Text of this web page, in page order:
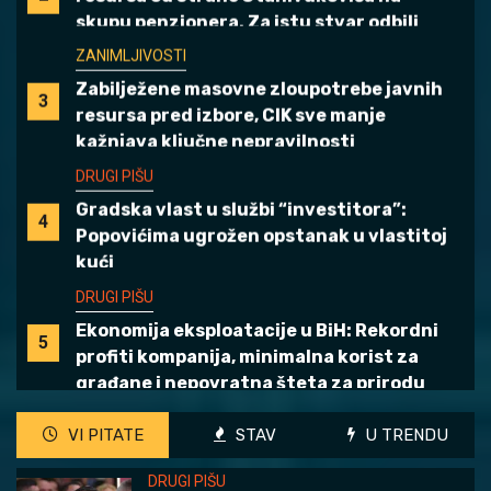
resursa pred izbore, CIK sve manje
4
DRUGI PIŠU
Gradska vlast u službi “investitora”:
Popovićima ugrožen opstanak u vlastitoj
5
DRUGI PIŠU
Ekonomija eksploatacije u BiH: Rekordni
profiti kompanija, minimalna korist za
1
DRUGI PIŠU
STANIŠIĆEVA PIJACA: Stanovništvu dijeli
koke, porodična firma zbraja milione
ZANIMLJIVOSTI
CIK kaznio PSS za zloupotrebu javnih
VI PITATE STAV U TRENDU
DRUGI PIŠU